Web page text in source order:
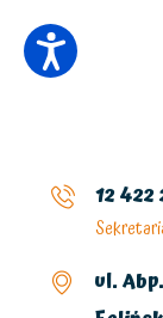
12 422
ul.